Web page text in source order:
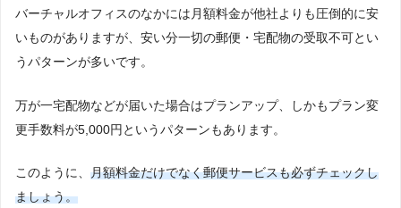
バーチャルオフィスのなかには月額料金が他社よりも圧倒的に安
いものがありますが、安い分一切の郵便・宅配物の受取不可とい
うパターンが多いです。
万が一宅配物などが届いた場合はプランアップ、しかもプラン変
更手数料が5,000円というパターンもあります。
このように、 月額料金だけでなく郵便サービスも必ずチェックし
ましょう。